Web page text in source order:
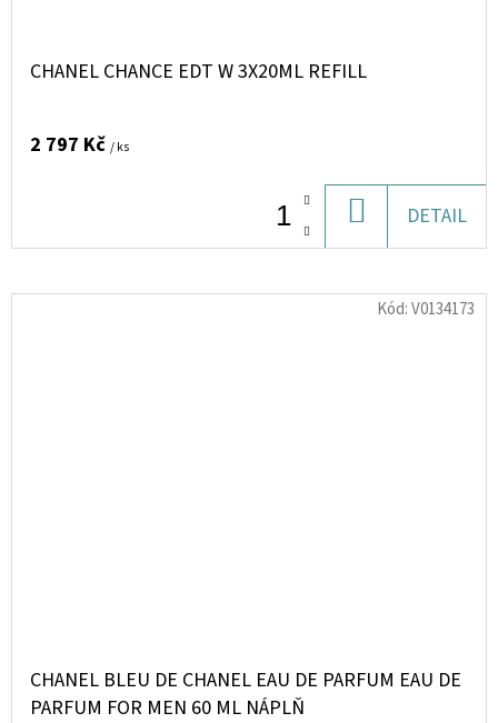
CHANEL CHANCE EDT W 3X20ML REFILL
2 797 Kč / ks
KOŠÍKU
DETAIL
CHANEL BLEU DE CHANEL EAU DE PARFUM EAU DE
PARFUM FOR MEN 60 ML NÁPLŇ
Kód:V0134173